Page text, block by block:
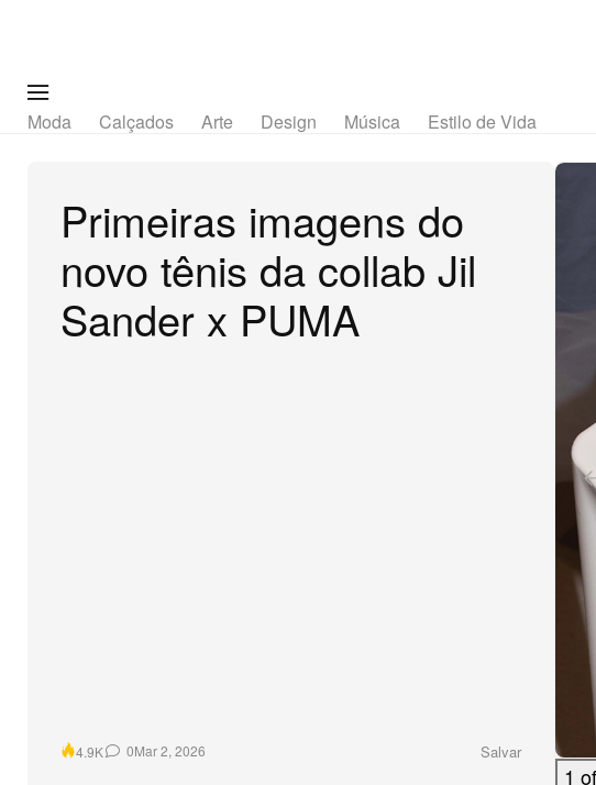
Moda Calçados Arte Design Música Estilo de Vida
Primeiras imagens do
novo tênis da collab Jil
Sander x PUMA
4.9K 0Mar 2, 2026 Salvar
1